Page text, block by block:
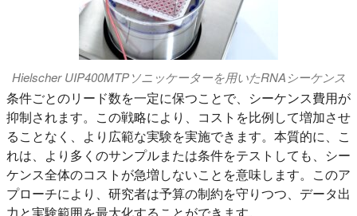
Hielscher UIP400MTPソニッケーターを用いたRNAシーケンス
条件ごとのリード数を一定に保つことで、シーケンス費用が
抑制されます。この戦略により、コストを比例して増加させ
ることなく、より広範な実験を実施できます。本質的に、こ
れは、より多くのサンプルまたは条件をテストしても、シー
ケンス全体のコストが急増しないことを意味します。このア
プローチにより、研究者は予算の制約を守りつつ、データ出